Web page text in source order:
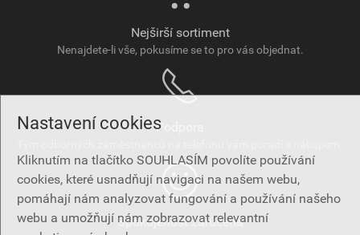
Nastavení cookies
Kliknutím na tlačítko SOUHLASÍM povolíte používání
cookies, které usnadňují navigaci na našem webu,
pomáhají nám analyzovat fungování a používání našeho
webu a umožňují nám zobrazovat relevantní
Nejširší sortiment
Nenajdete-li vše, pokusíme se to pro vás objednat.
Podpora
Spokojenost zaručena